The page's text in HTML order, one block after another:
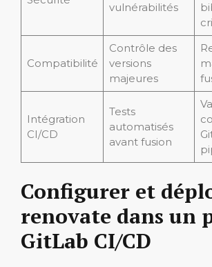
vulnérabilités
Compatibilité
Contrôle des
versions
majeures
Intégration
CI/CD
Tests
automatisés
avant fusion
Configurer et
renovate dans un
GitLab CI/CD